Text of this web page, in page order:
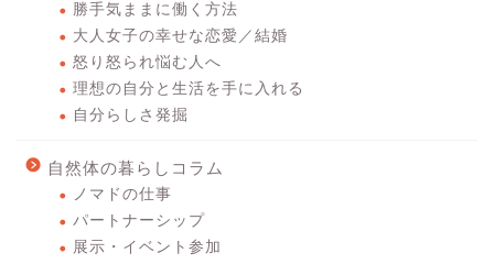
勝手気ままに働く方法
大人女子の幸せな恋愛／結婚
怒り怒られ悩む人へ
理想の自分と生活を手に入れる
自分らしさ発掘
自然体の暮らしコラム
ノマドの仕事
パートナーシップ
展示・イベント参加